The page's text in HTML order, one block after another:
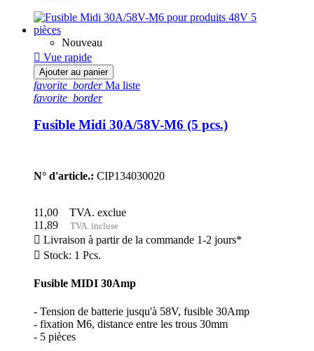
Nouveau
 Vue rapide
Ajouter au panier
favorite_borderMa liste
favorite_border
Fusible Midi 30A/58V-M6 (5 pcs.)
N° d'article.: CIP134030020
11,00
TVA. exclue
11,89
TVA. incluse
 Livraison à partir de la commande 1-2 jours*
 Stock: 1 Pcs.
Fusible MIDI 30Amp
- Tension de batterie jusqu'à 58V, fusible 30Amp
- fixation M6, distance entre les trous 30mm
- 5 pièces